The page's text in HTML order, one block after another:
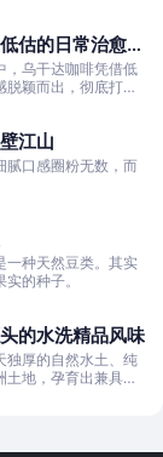
估的日常治愈口
，乌干达咖啡凭借低
颖而出，彻底打破
江山
腻口感圈粉无数，而
一种天然豆类。其实
的种子。
的水洗精品风味
独厚的自然水土、纯
地，孕育出兼具干